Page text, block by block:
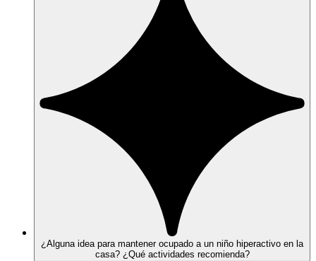
¿Alguna idea para mantener ocupado a un niño hiperactivo en la
casa? ¿Qué actividades recomienda?